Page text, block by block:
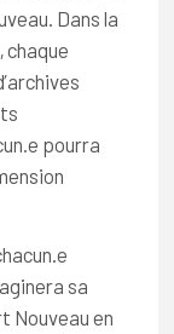
Dans la
chaque
pourra
sa
Nouveau en